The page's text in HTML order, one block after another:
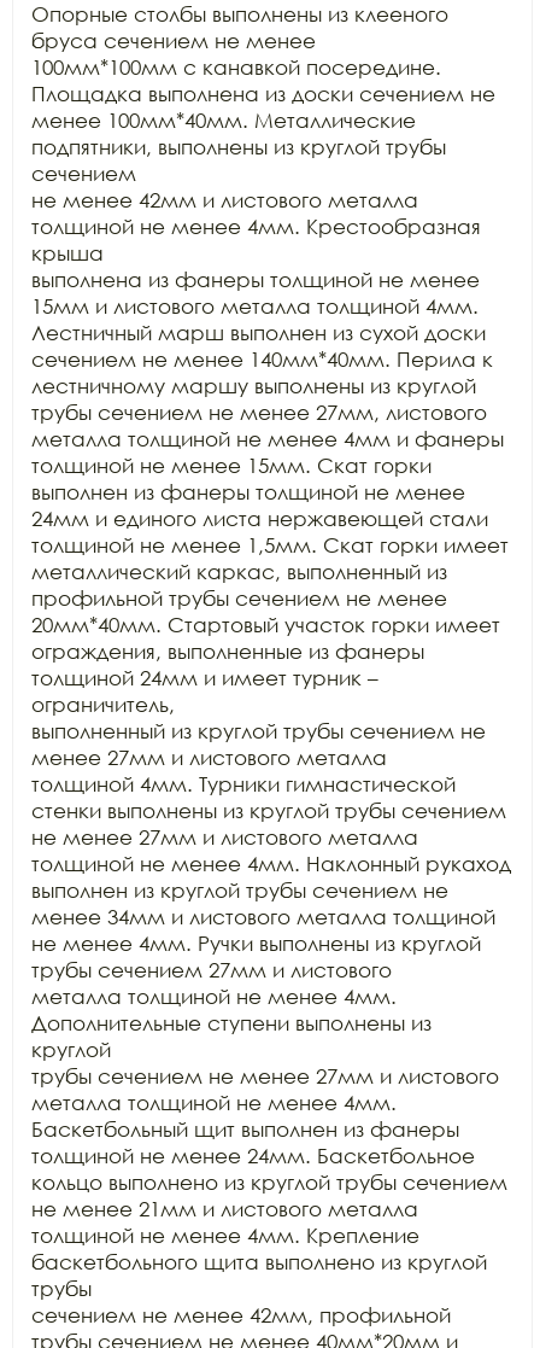
Опорные столбы выполнены из клееного
бруса сечением не менее
100мм*100мм с канавкой посередине.
Площадка выполнена из доски сечением не
менее 100мм*40мм. Металлические
подпятники, выполнены из круглой трубы
сечением
не менее 42мм и листового металла
толщиной не менее 4мм. Крестообразная
крыша
выполнена из фанеры толщиной не менее
15мм и листового металла толщиной 4мм.
Лестничный марш выполнен из сухой доски
сечением не менее 140мм*40мм. Перила к
лестничному маршу выполнены из круглой
трубы сечением не менее 27мм, листового
металла толщиной не менее 4мм и фанеры
толщиной не менее 15мм. Скат горки
выполнен из фанеры толщиной не менее
24мм и единого листа нержавеющей стали
толщиной не менее 1,5мм. Скат горки имеет
металлический каркас, выполненный из
профильной трубы сечением не менее
20мм*40мм. Стартовый участок горки имеет
ограждения, выполненные из фанеры
толщиной 24мм и имеет турник –
ограничитель,
выполненный из круглой трубы сечением не
менее 27мм и листового металла
толщиной 4мм. Турники гимнастической
стенки выполнены из круглой трубы сечением
не менее 27мм и листового металла
толщиной не менее 4мм. Наклонный рукаход
выполнен из круглой трубы сечением не
менее 34мм и листового металла толщиной
не менее 4мм. Ручки выполнены из круглой
трубы сечением 27мм и листового
металла толщиной не менее 4мм.
Дополнительные ступени выполнены из
круглой
трубы сечением не менее 27мм и листового
металла толщиной не менее 4мм.
Баскетбольный щит выполнен из фанеры
толщиной не менее 24мм. Баскетбольное
кольцо выполнено из круглой трубы сечением
не менее 21мм и листового металла
толщиной не менее 4мм. Крепление
баскетбольного щита выполнено из круглой
трубы
сечением не менее 42мм, профильной
трубы сечением не менее 40мм*20мм и